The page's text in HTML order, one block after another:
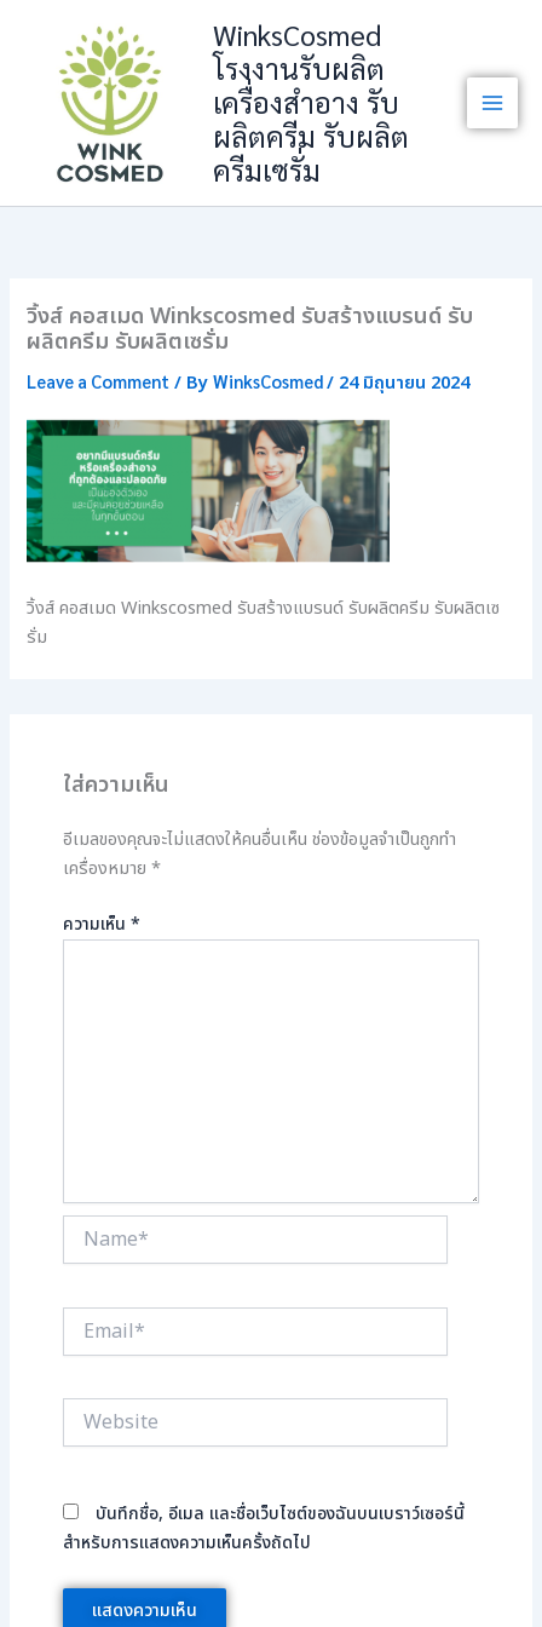
content
WinksCosmed
โรงงานรับผลิต
เครื่องสำอาง รับ
ผลิตครีม รับผลิต
ครีมเซรั่ม
วิ้งส์ คอสเมด Winkscosmed รับสร้างแบรนด์ รับ
ผลิตครีม รับผลิตเซรั่ม
Leave a Comment / ByWinksCosmed/ 24 มิถุนายน 2024
วิ้งส์ คอสเมด Winkscosmed รับสร้างแบรนด์ รับผลิตครีม รับผลิตเซ
รั่ม
ใส่ความเห็น
อีเมลของคุณจะไม่แสดงให้คนอื่นเห็น ช่องข้อมูลจำเป็นถูกทำ
เครื่องหมาย *
ความเห็น *
Name*
Email*
Website
บันทึกชื่อ, อีเมล และชื่อเว็บไซต์ของฉันบนเบราว์เซอร์นี้
สำหรับการแสดงความเห็นครั้งถัดไป